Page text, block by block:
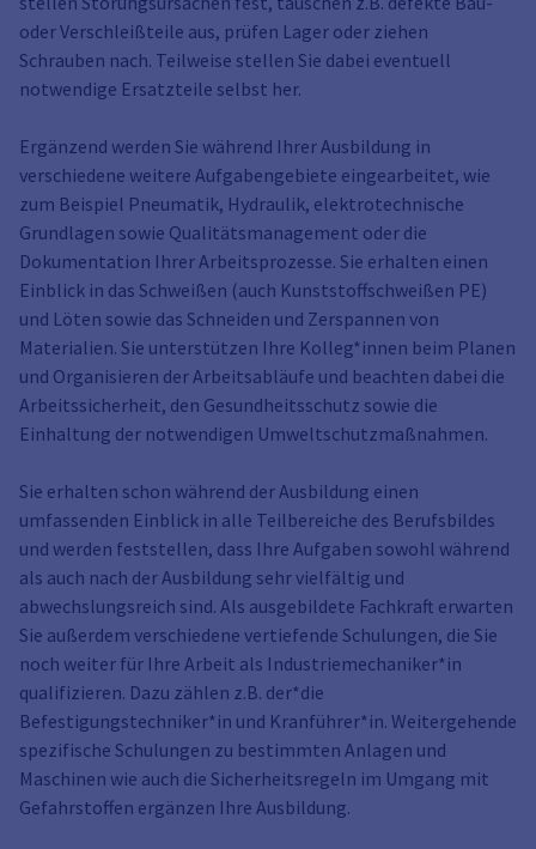
oder Verschleißteile aus, prüfen Lager oder ziehen
Schrauben nach. Teilweise stellen Sie dabei eventuell
notwendige Ersatzteile selbst her.
Ergänzend werden Sie während Ihrer Ausbildung in
verschiedene weitere Aufgabengebiete eingearbeitet, wie
zum Beispiel Pneumatik, Hydraulik, elektrotechnische
Grundlagen sowie Qualitätsmanagement oder die
Dokumentation Ihrer Arbeitsprozesse. Sie erhalten einen
Einblick in das Schweißen (auch Kunststoffschweißen PE)
und Löten sowie das Schneiden und Zerspannen von
Materialien. Sie unterstützen Ihre Kolleg*innen beim Planen
und Organisieren der Arbeitsabläufe und beachten dabei die
Arbeitssicherheit, den Gesundheitsschutz sowie die
Einhaltung der notwendigen Umweltschutzmaßnahmen.
Sie erhalten schon während der Ausbildung einen
umfassenden Einblick in alle Teilbereiche des Berufsbildes
und werden feststellen, dass Ihre Aufgaben sowohl während
als auch nach der Ausbildung sehr vielfältig und
abwechslungsreich sind. Als ausgebildete Fachkraft erwarten
Sie außerdem verschiedene vertiefende Schulungen, die Sie
noch weiter für Ihre Arbeit als Industriemechaniker*in
qualifizieren. Dazu zählen z.B. der*die
Befestigungstechniker*in und Kranführer*in. Weitergehende
spezifische Schulungen zu bestimmten Anlagen und
Maschinen wie auch die Sicherheitsregeln im Umgang mit
Gefahrstoffen ergänzen Ihre Ausbildung.